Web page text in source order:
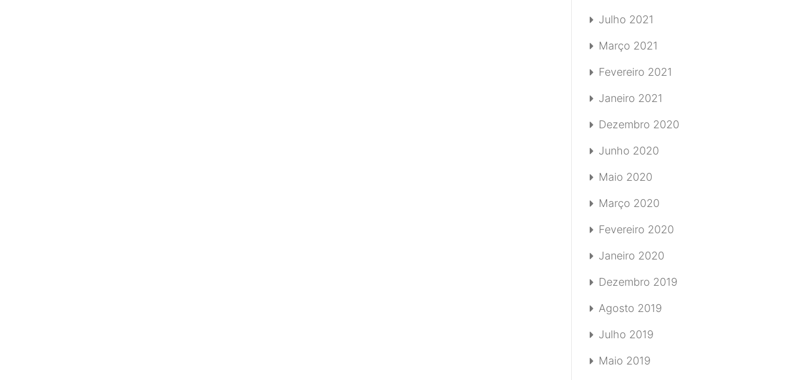
Julho 2021
Março 2021
Fevereiro 2021
Janeiro 2021
Dezembro 2020
Junho 2020
Maio 2020
Março 2020
Fevereiro 2020
Janeiro 2020
Dezembro 2019
Agosto 2019
Julho 2019
Maio 2019